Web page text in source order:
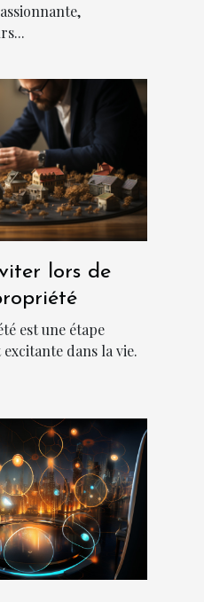
lors de
est une étape
dans la vie.